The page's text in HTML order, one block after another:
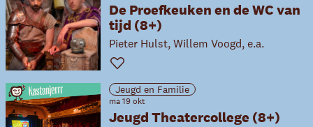
De Proefkeuken en de WC van
tijd (8+)
Pieter Hulst, Willem Voogd, e.a.
Favoriet
Jeugd en Familie
ma 19 okt
Jeugd Theatercollege (8+)